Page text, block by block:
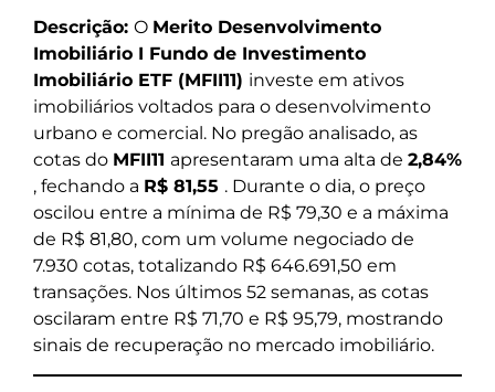
Descrição: O Merito Desenvolvimento
Imobiliário I Fundo de Investimento
Imobiliário ETF (MFII11) investe em ativos
imobiliários voltados para o desenvolvimento
urbano e comercial. No pregão analisado, as
cotas do MFII11 apresentaram uma alta de 2,84%
, fechando a R$ 81,55 . Durante o dia, o preço
oscilou entre a mínima de R$ 79,30 e a máxima
de R$ 81,80, com um volume negociado de
7.930 cotas, totalizando R$ 646.691,50 em
transações. Nos últimos 52 semanas, as cotas
oscilaram entre R$ 71,70 e R$ 95,79, mostrando
sinais de recuperação no mercado imobiliário.